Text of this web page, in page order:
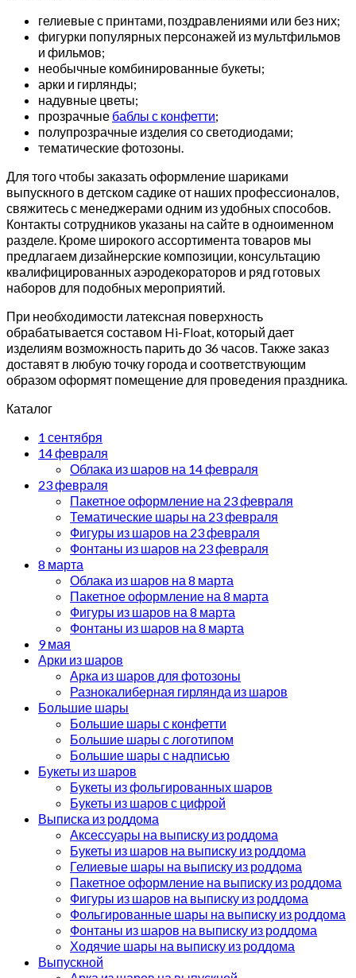
гелиевые с принтами, поздравлениями или без них;
фигурки популярных персонажей из мультфильмов
и фильмов;
необычные комбинированные букеты;
арки и гирлянды;
надувные цветы;
прозрачные баблы с конфетти;
полупрозрачные изделия со светодиодами;
тематические фотозоны.
Для того чтобы заказать оформление шариками
выпускного в детском садике от наших профессионалов,
свяжитесь с менеджерами одним из удобных способов.
Контакты сотрудников указаны на сайте в одноименном
разделе. Кроме широкого ассортимента товаров мы
предлагаем дизайнерские композиции, консультацию
квалифицированных аэродекораторов и ряд готовых
наборов для подобных мероприятий.
При необходимости латексная поверхность
обрабатывается составом Hi-Float, который дает
изделиям возможность парить до 36 часов. Также заказ
доставят в любую точку города и соответствующим
образом оформят помещение для проведения праздника.
Каталог
1 сентября
14 февраля
Облака из шаров на 14 февраля
23 февраля
Пакетное оформление на 23 февраля
Тематические шары на 23 февраля
Фигуры из шаров на 23 февраля
Фонтаны из шаров на 23 февраля
8 марта
Облака из шаров на 8 марта
Пакетное оформление на 8 марта
Фигуры из шаров на 8 марта
Фонтаны из шаров на 8 марта
9 мая
Арки из шаров
Арка из шаров для фотозоны
Разнокалиберная гирлянда из шаров
Большие шары
Большие шары с конфетти
Большие шары с логотипом
Большие шары с надписью
Букеты из шаров
Букеты из фольгированных шаров
Букеты из шаров с цифрой
Выписка из роддома
Аксессуары на выписку из роддома
Букеты из шаров на выписку из роддома
Гелиевые шары на выписку из роддома
Пакетное оформление на выписку из роддома
Фигуры из шаров на выписку из роддома
Фольгированные шары на выписку из роддома
Фонтаны из шаров на выписку из роддома
Ходячие шары на выписку из роддома
Выпускной